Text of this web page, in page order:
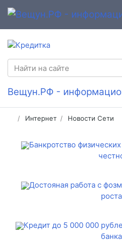
Вещун.РФ -
Интернет Новости Сети
Банкротство
Достояная работа с
Кредит до 5 000 000